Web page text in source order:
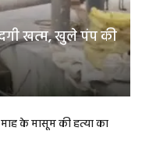
खत्म, खुले पंप की
के मासूम की हत्या का